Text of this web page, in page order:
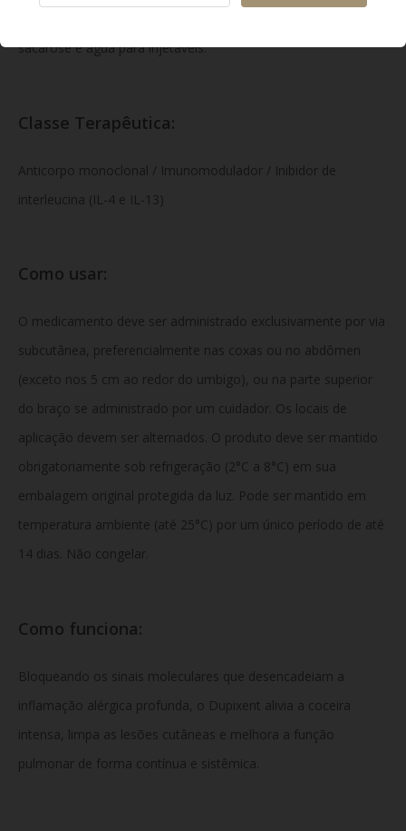
sacarose e água para injetáveis.
Classe Terapêutica:
Anticorpo monoclonal / Imunomodulador / Inibidor de
interleucina (IL-4 e IL-13)
Como usar:
O medicamento deve ser administrado exclusivamente por via
subcutânea, preferencialmente nas coxas ou no abdômen
(exceto nos 5 cm ao redor do umbigo), ou na parte superior
do braço se administrado por um cuidador. Os locais de
aplicação devem ser alternados. O produto deve ser mantido
obrigatoriamente sob refrigeração (2°C a 8°C) em sua
embalagem original protegida da luz. Pode ser mantido em
temperatura ambiente (até 25°C) por um único período de até
14 dias. Não congelar.
Como funciona:
Bloqueando os sinais moleculares que desencadeiam a
inflamação alérgica profunda, o Dupixent alivia a coceira
intensa, limpa as lesões cutâneas e melhora a função
pulmonar de forma contínua e sistêmica.